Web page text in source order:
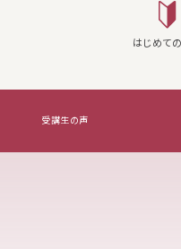
はじめて
受講生の声